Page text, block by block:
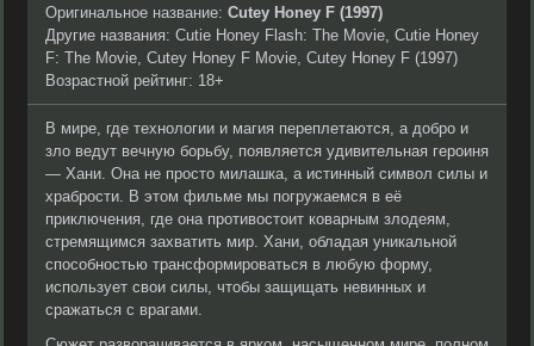
Оригинальное название: Cutey Honey F (1997)
Другие названия: Cutie Honey Flash: The Movie, Cutie Honey
F: The Movie, Cutey Honey F Movie, Cutey Honey F (1997)
Возрастной рейтинг: 18+
В мире, где технологии и магия переплетаются, а добро и
зло ведут вечную борьбу, появляется удивительная героиня
— Хани. Она не просто милашка, а истинный символ силы и
храбрости. В этом фильме мы погружаемся в её
приключения, где она противостоит коварным злодеям,
стремящимся захватить мир. Хани, обладая уникальной
способностью трансформироваться в любую форму,
использует свои силы, чтобы защищать невинных и
сражаться с врагами.